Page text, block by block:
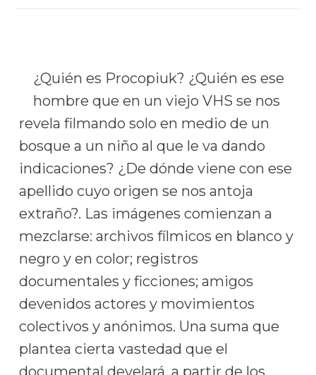
¿Quién es Procopiuk? ¿Quién es ese
hombre que en un viejo VHS se nos
revela filmando solo en medio de un
bosque a un niño al que le va dando
indicaciones? ¿De dónde viene con ese
apellido cuyo origen se nos antoja
extraño?. Las imágenes comienzan a
mezclarse: archivos fílmicos en blanco y
negro y en color; registros
documentales y ficciones; amigos
devenidos actores y movimientos
colectivos y anónimos. Una suma que
plantea cierta vastedad que el
documental develará, a partir de los